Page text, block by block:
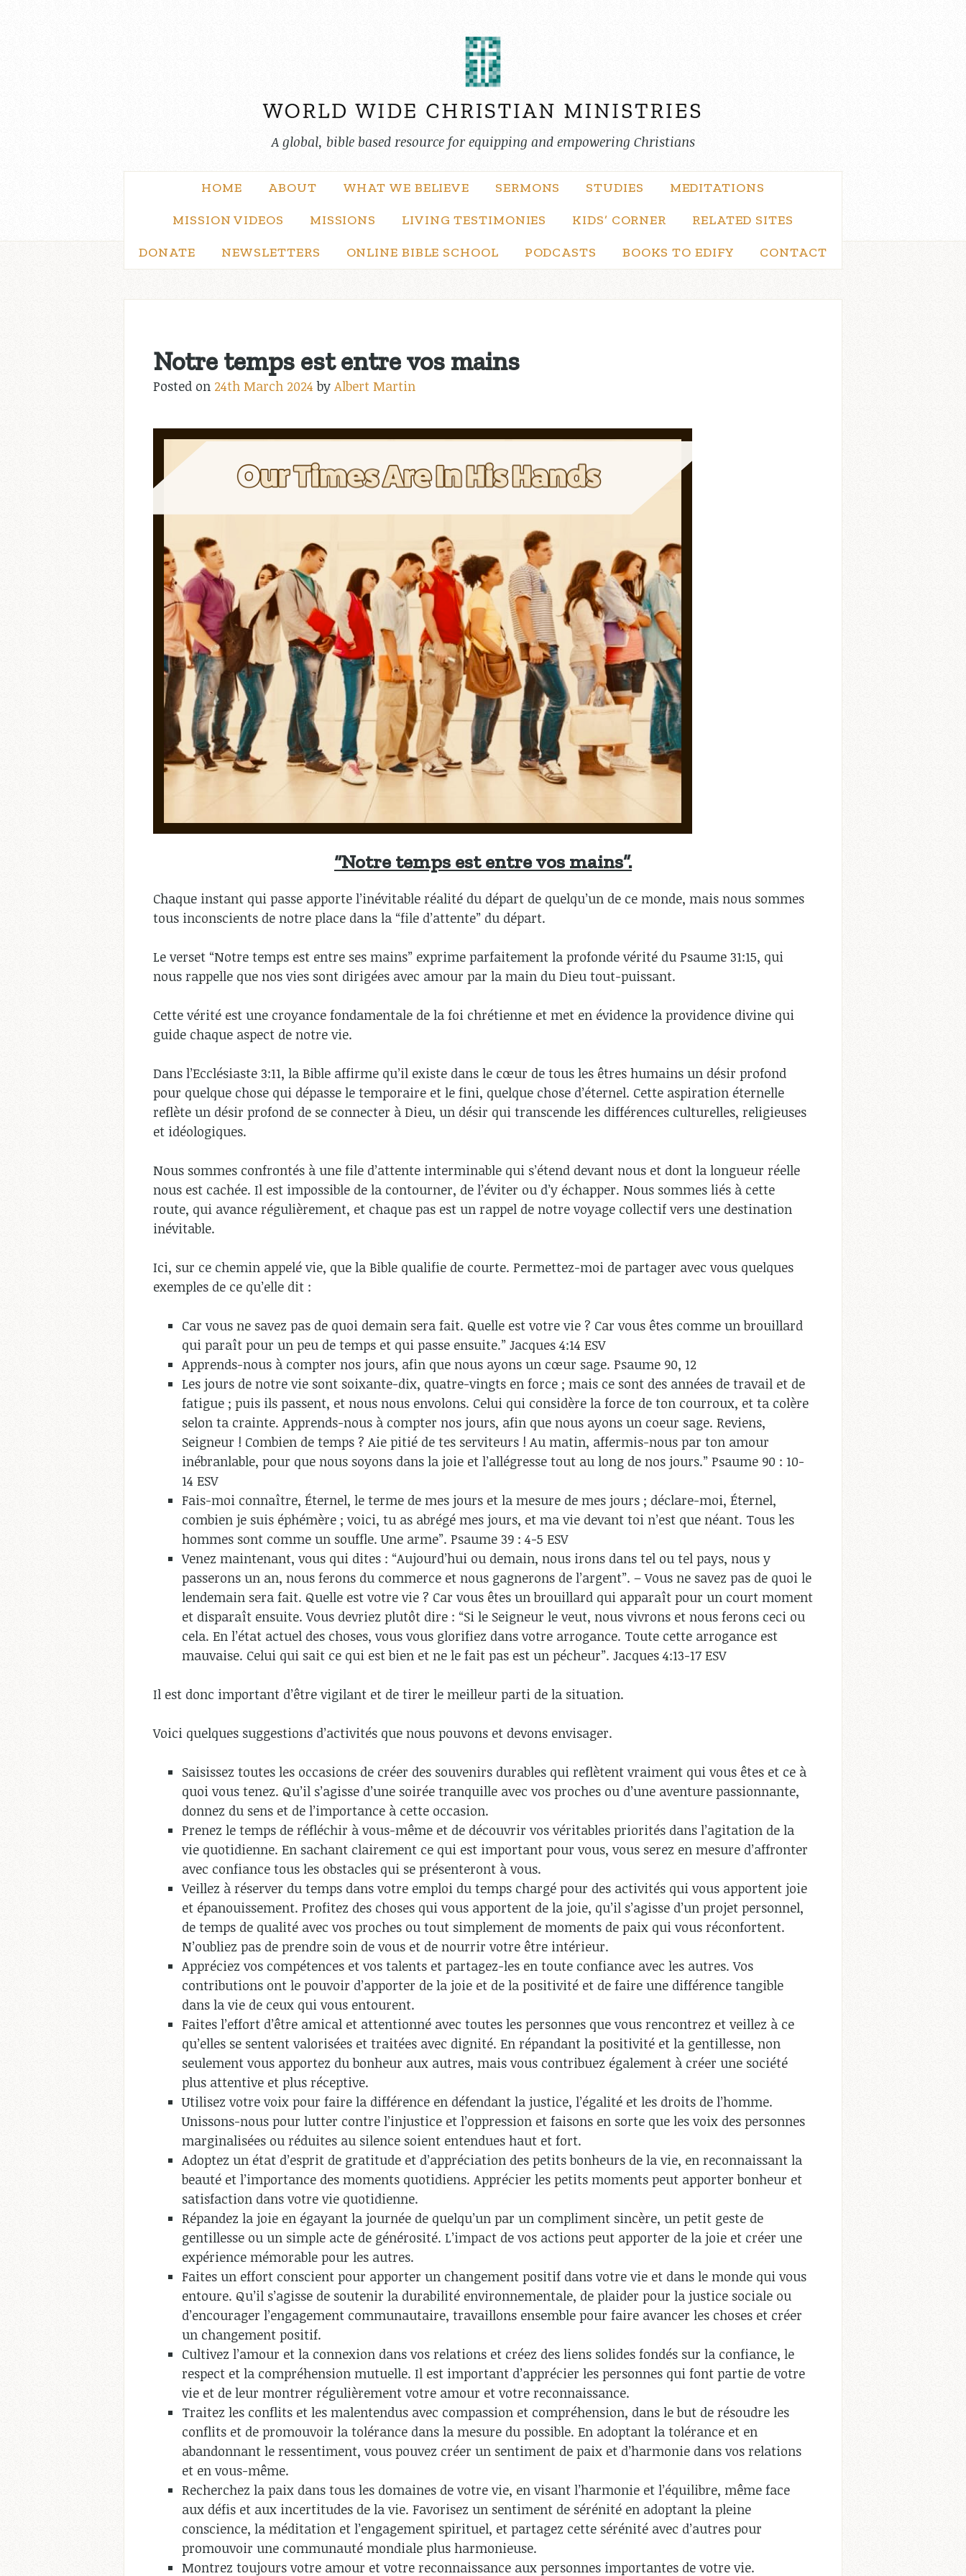
A global, bible based resource for equipping and empowering Christians
HOME ABOUT WHAT WE BELIEVE SERMONS STUDIES MEDITATIONS
MISSION VIDEOS MISSIONS LIVING TESTIMONIES KIDS’ CORNER RELATED SITES
DONATE NEWSLETTERS ONLINE BIBLE SCHOOL PODCASTS BOOKS TO EDIFY CONTACT
Notre temps est entre vos mains
Posted on 24th March 2024 by Albert Martin
“Notre temps est entre vos mains”.
Chaque instant qui passe apporte l’inévitable réalité du départ de quelqu’un de ce monde, mais nous sommes
tous inconscients de notre place dans la “file d’attente” du départ.
Le verset “Notre temps est entre ses mains” exprime parfaitement la profonde vérité du Psaume 31:15, qui
nous rappelle que nos vies sont dirigées avec amour par la main du Dieu tout-puissant.
Cette vérité est une croyance fondamentale de la foi chrétienne et met en évidence la providence divine qui
guide chaque aspect de notre vie.
Dans l’Ecclésiaste 3:11, la Bible affirme qu’il existe dans le cœur de tous les êtres humains un désir profond
pour quelque chose qui dépasse le temporaire et le fini, quelque chose d’éternel. Cette aspiration éternelle
reflète un désir profond de se connecter à Dieu, un désir qui transcende les différences culturelles, religieuses
et idéologiques.
Nous sommes confrontés à une file d’attente interminable qui s’étend devant nous et dont la longueur réelle
nous est cachée. Il est impossible de la contourner, de l’éviter ou d’y échapper. Nous sommes liés à cette
route, qui avance régulièrement, et chaque pas est un rappel de notre voyage collectif vers une destination
inévitable.
Ici, sur ce chemin appelé vie, que la Bible qualifie de courte. Permettez-moi de partager avec vous quelques
exemples de ce qu’elle dit :
Car vous ne savez pas de quoi demain sera fait. Quelle est votre vie ? Car vous êtes comme un brouillard
qui paraît pour un peu de temps et qui passe ensuite.” Jacques 4:14 ESV
Apprends-nous à compter nos jours, afin que nous ayons un cœur sage. Psaume 90, 12
Les jours de notre vie sont soixante-dix, quatre-vingts en force ; mais ce sont des années de travail et de
fatigue ; puis ils passent, et nous nous envolons. Celui qui considère la force de ton courroux, et ta colère
selon ta crainte. Apprends-nous à compter nos jours, afin que nous ayons un coeur sage. Reviens,
Seigneur ! Combien de temps ? Aie pitié de tes serviteurs ! Au matin, affermis-nous par ton amour
inébranlable, pour que nous soyons dans la joie et l’allégresse tout au long de nos jours.” Psaume 90 : 10-
14 ESV
Fais-moi connaître, Éternel, le terme de mes jours et la mesure de mes jours ; déclare-moi, Éternel,
combien je suis éphémère ; voici, tu as abrégé mes jours, et ma vie devant toi n’est que néant. Tous les
hommes sont comme un souffle. Une arme”. Psaume 39 : 4-5 ESV
Venez maintenant, vous qui dites : “Aujourd’hui ou demain, nous irons dans tel ou tel pays, nous y
passerons un an, nous ferons du commerce et nous gagnerons de l’argent”. – Vous ne savez pas de quoi le
lendemain sera fait. Quelle est votre vie ? Car vous êtes un brouillard qui apparaît pour un court moment
et disparaît ensuite. Vous devriez plutôt dire : “Si le Seigneur le veut, nous vivrons et nous ferons ceci ou
cela. En l’état actuel des choses, vous vous glorifiez dans votre arrogance. Toute cette arrogance est
mauvaise. Celui qui sait ce qui est bien et ne le fait pas est un pécheur”. Jacques 4:13-17 ESV
Il est donc important d’être vigilant et de tirer le meilleur parti de la situation.
Voici quelques suggestions d’activités que nous pouvons et devons envisager.
Saisissez toutes les occasions de créer des souvenirs durables qui reflètent vraiment qui vous êtes et ce à
quoi vous tenez. Qu’il s’agisse d’une soirée tranquille avec vos proches ou d’une aventure passionnante,
donnez du sens et de l’importance à cette occasion.
Prenez le temps de réfléchir à vous-même et de découvrir vos véritables priorités dans l’agitation de la
vie quotidienne. En sachant clairement ce qui est important pour vous, vous serez en mesure d’affronter
avec confiance tous les obstacles qui se présenteront à vous.
Veillez à réserver du temps dans votre emploi du temps chargé pour des activités qui vous apportent joie
et épanouissement. Profitez des choses qui vous apportent de la joie, qu’il s’agisse d’un projet personnel,
de temps de qualité avec vos proches ou tout simplement de moments de paix qui vous réconfortent.
N’oubliez pas de prendre soin de vous et de nourrir votre être intérieur.
Appréciez vos compétences et vos talents et partagez-les en toute confiance avec les autres. Vos
contributions ont le pouvoir d’apporter de la joie et de la positivité et de faire une différence tangible
dans la vie de ceux qui vous entourent.
Faites l’effort d’être amical et attentionné avec toutes les personnes que vous rencontrez et veillez à ce
qu’elles se sentent valorisées et traitées avec dignité. En répandant la positivité et la gentillesse, non
seulement vous apportez du bonheur aux autres, mais vous contribuez également à créer une société
plus attentive et plus réceptive.
Utilisez votre voix pour faire la différence en défendant la justice, l’égalité et les droits de l’homme.
Unissons-nous pour lutter contre l’injustice et l’oppression et faisons en sorte que les voix des personnes
marginalisées ou réduites au silence soient entendues haut et fort.
Adoptez un état d’esprit de gratitude et d’appréciation des petits bonheurs de la vie, en reconnaissant la
beauté et l’importance des moments quotidiens. Apprécier les petits moments peut apporter bonheur et
satisfaction dans votre vie quotidienne.
Répandez la joie en égayant la journée de quelqu’un par un compliment sincère, un petit geste de
gentillesse ou un simple acte de générosité. L’impact de vos actions peut apporter de la joie et créer une
expérience mémorable pour les autres.
Faites un effort conscient pour apporter un changement positif dans votre vie et dans le monde qui vous
entoure. Qu’il s’agisse de soutenir la durabilité environnementale, de plaider pour la justice sociale ou
d’encourager l’engagement communautaire, travaillons ensemble pour faire avancer les choses et créer
un changement positif.
Cultivez l’amour et la connexion dans vos relations et créez des liens solides fondés sur la confiance, le
respect et la compréhension mutuelle. Il est important d’apprécier les personnes qui font partie de votre
vie et de leur montrer régulièrement votre amour et votre reconnaissance.
Traitez les conflits et les malentendus avec compassion et compréhension, dans le but de résoudre les
conflits et de promouvoir la tolérance dans la mesure du possible. En adoptant la tolérance et en
abandonnant le ressentiment, vous pouvez créer un sentiment de paix et d’harmonie dans vos relations
et en vous-même.
Recherchez la paix dans tous les domaines de votre vie, en visant l’harmonie et l’équilibre, même face
aux défis et aux incertitudes de la vie. Favorisez un sentiment de sérénité en adoptant la pleine
conscience, la méditation et l’engagement spirituel, et partagez cette sérénité avec d’autres pour
promouvoir une communauté mondiale plus harmonieuse.
Montrez toujours votre amour et votre reconnaissance aux personnes importantes de votre vie.